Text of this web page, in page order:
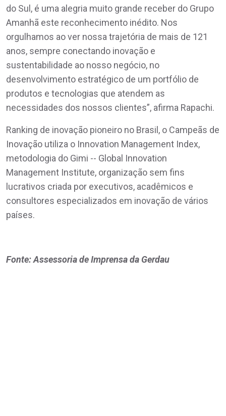
do Sul, é uma alegria muito grande receber do Grupo
Amanhã este reconhecimento inédito. Nos
orgulhamos ao ver nossa trajetória de mais de 121
anos, sempre conectando inovação e
sustentabilidade ao nosso negócio, no
desenvolvimento estratégico de um portfólio de
produtos e tecnologias que atendem as
necessidades dos nossos clientes”, afirma Rapachi.
Ranking de inovação pioneiro no Brasil, o Campeãs de
Inovação utiliza o Innovation Management Index,
metodologia do Gimi -- Global Innovation
Management Institute, organização sem fins
lucrativos criada por executivos, acadêmicos e
consultores especializados em inovação de vários
países.
Fonte: Assessoria de Imprensa da Gerdau